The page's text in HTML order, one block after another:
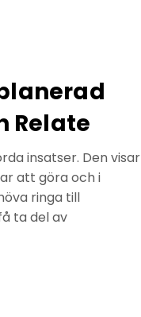
Relate
insatser. Den visar
att göra och i
ringa till
ta del av